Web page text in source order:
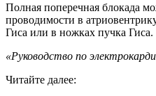
Полная поперечная блокада
проводимости в
Гиса или в ножках пучка Гиса.
«Руководство по
Читайте далее: